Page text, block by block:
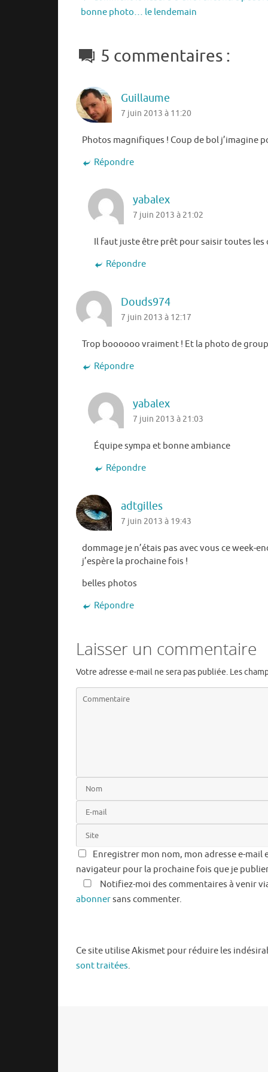
bonne photo… le lendemain
5 commentaires :
Guillaume
7 juin 2013 à 11:20
Photos magnifiques ! Coup de bol j’imagine
Répondre
yabalex
7 juin 2013 à 21:02
Il faut juste être prêt pour saisir toutes
Répondre
Douds974
7 juin 2013 à 12:17
Trop boooooo vraiment ! Et la photo de
Répondre
yabalex
7 juin 2013 à 21:03
Équipe sympa et bonne ambiance
Répondre
adtgilles
7 juin 2013 à 19:43
dommage je n’étais pas avec vous ce week-
j’espère la prochaine fois !
belles photos
Répondre
Laisser un commentaire
Votre adresse e-mail ne sera pas publiée. Les
Enregistrer mon nom, mon adresse e-mail
navigateur pour la prochaine fois que je
Notifiez-moi des commentaires à venir
abonnersans commenter.
Ce site utilise Akismet pour réduire les
sont traitées.